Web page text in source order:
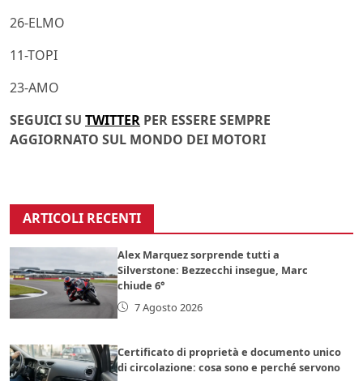
26-ELMO
11-TOPI
23-AMO
SEGUICI SU TWITTER PER ESSERE SEMPRE
AGGIORNATO SUL MONDO DEI MOTORI
ARTICOLI RECENTI
Alex Marquez sorprende tutti a
Silverstone: Bezzecchi insegue, Marc
chiude 6°
7 Agosto 2026
Certificato di proprietà e documento unico
di circolazione: cosa sono e perché servono